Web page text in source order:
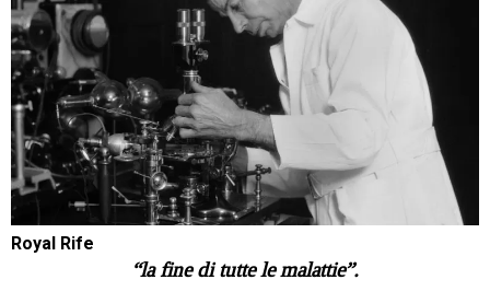
Royal Rife
“la fine di tutte le malattie”.